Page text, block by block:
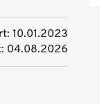
10.01.2023
04.08.2026